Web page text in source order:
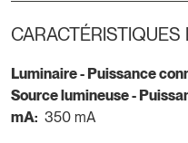
CARACTÉRISTIQUES
Luminaire - Puissance
Source lumineuse -
mA: 350 mA